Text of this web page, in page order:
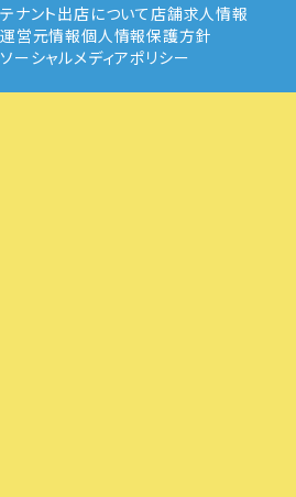
テナント出店について 店舗求人情報
運営元情報個人情報保護方針
ソーシャルメディアポリシー